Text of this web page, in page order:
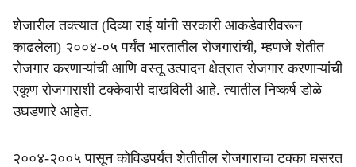
शेजारील तक्त्यात (दिव्या राई यांनी सरकारी आकडेवारीवरून
काढलेला) २००४-०५ पर्यंत भारतातील रोजगारांची, म्हणजे शेतीत
रोजगार करणाऱ्यांची आणि वस्तू उत्पादन क्षेत्रात रोजगार करणाऱ्यांची
एकूण रोजगाराशी टक्केवारी दाखविली आहे. त्यातील निष्कर्ष डोळे
उघडणारे आहेत.
२००४-२००५ पासून कोविडपर्यंत शेतीतील रोजगाराचा टक्का घसरत